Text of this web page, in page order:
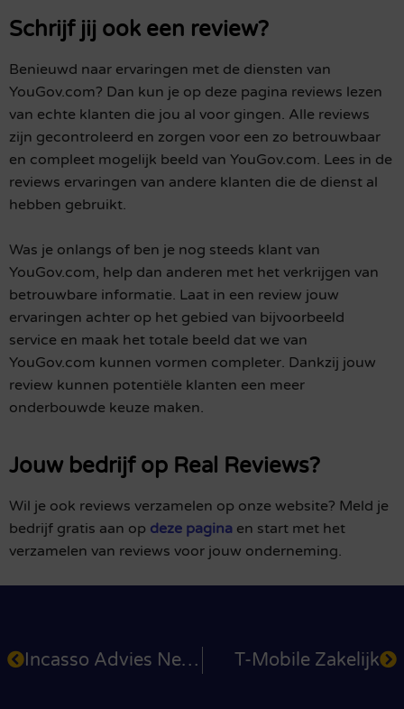
Schrijf jij ook een review?
Benieuwd naar ervaringen met de diensten van
YouGov.com? Dan kun je op deze pagina reviews lezen
van echte klanten die jou al voor gingen. Alle reviews
zijn gecontroleerd en zorgen voor een zo betrouwbaar
en compleet mogelijk beeld van YouGov.com. Lees in de
reviews ervaringen van andere klanten die de dienst al
hebben gebruikt.
Was je onlangs of ben je nog steeds klant van
YouGov.com, help dan anderen met het verkrijgen van
betrouwbare informatie. Laat in een review jouw
ervaringen achter op het gebied van bijvoorbeeld
service en maak het totale beeld dat we van
YouGov.com kunnen vormen completer. Dankzij jouw
review kunnen potentiële klanten een meer
onderbouwde keuze maken.
Jouw bedrijf op Real Reviews?
Wil je ook reviews verzamelen op onze website? Meld je
bedrijf gratis aan op deze pagina en start met het
verzamelen van reviews voor jouw onderneming.
Incasso Advies Nederland T-Mobile Zakelijk